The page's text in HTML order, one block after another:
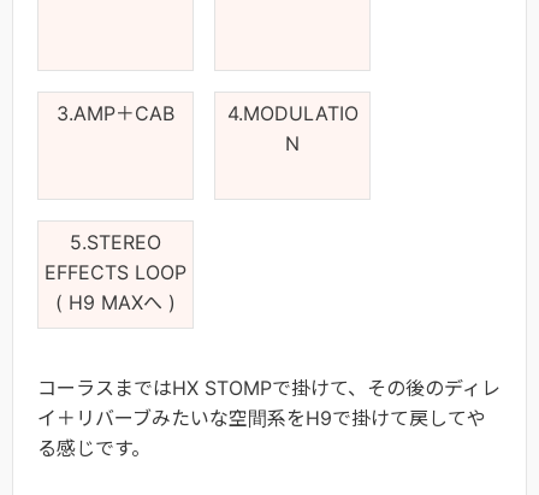
3.AMP＋CAB
4.MODULATIO
N
5.STEREO
EFFECTS LOOP
( H9 MAXへ )
コーラスまではHX STOMPで掛けて、その後のディレ
イ＋リバーブみたいな空間系をH9で掛けて戻してや
る感じです。